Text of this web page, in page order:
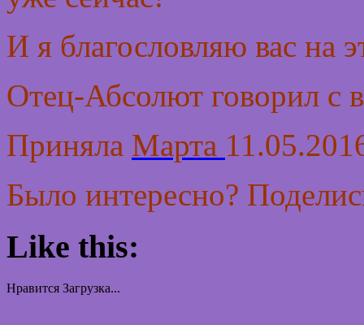
И я благословляю вас на
Отец-Абсолют говорил с
Приняла Марта
Было интересно?
Like this:
Нравится Загрузка...